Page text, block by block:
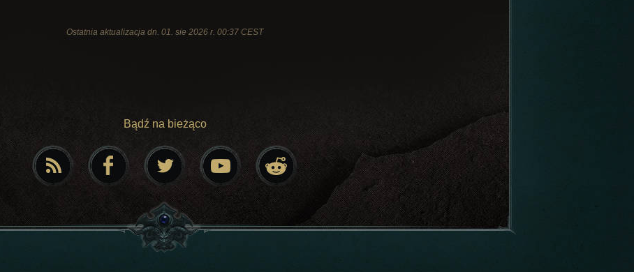
Ostatnia aktualizacja dn. 01. sie 2026 r. 00:37 CEST
Bądź na bieżąco